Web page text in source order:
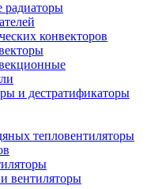
радиаторы
конвекторов
и дестратификаторы
тепловентиляторы
вентиляторы